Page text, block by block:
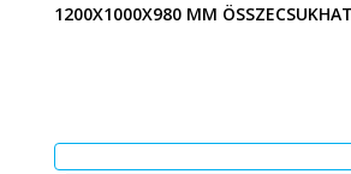
1200X1000X980 MM